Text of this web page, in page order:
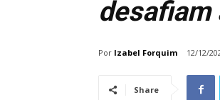
desafiam
Por Izabel Forquim 12/12/
Share